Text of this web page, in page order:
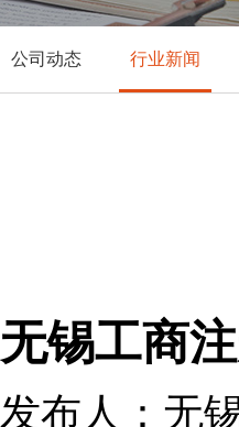
公司动态 行业新闻
无锡工商
发布人：无